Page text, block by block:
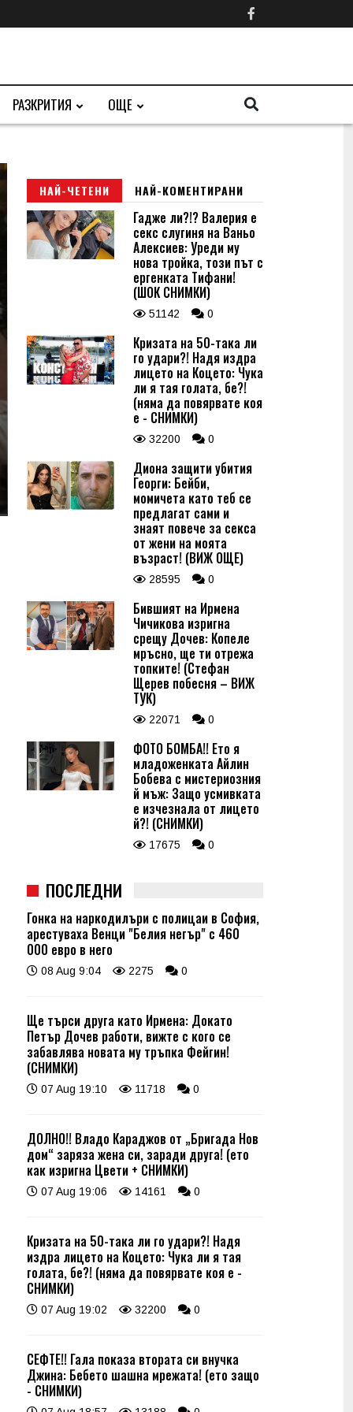
РАЗКРИТИЯ ОЩЕ
НАЙ-ЧЕТЕНИ НАЙ-КОМЕНТИРАНИ
Гадже ли?!? Валерия е
секс слугиня на Ваньо
Алексиев: Уреди му
нова тройка, този път с
ергенката Тифани!
(ШОК СНИМКИ)
51142 0
Кризата на 50-така ли
го удари?! Надя издра
лицето на Коцето: Чука
ли я тая голата, бе?!
(няма да повярвате коя
е - СНИМКИ)
32200 0
Диона защити убития
Георги: Бейби,
момичета като теб се
предлагат сами и
знаят повече за секса
от жени на моята
възраст! (ВИЖ ОЩЕ)
28595 0
Бившият на Ирмена
Чичикова изригна
срещу Дочев: Копеле
мръсно, ще ти отрежа
топките! (Стефан
Щерев побесня – ВИЖ
ТУК)
22071 0
ФОТО БОМБА!! Ето я
младоженката Айлин
Бобева с мистериозния
й мъж: Защо усмивката
е изчезнала от лицето
й?! (СНИМКИ)
17675 0
ПОСЛЕДНИ
Гонка на наркодилъри с полицаи в София,
арестуваха Венци "Белия негър" с 460
000 евро в него
08 Aug 9:04 2275 0
Ще търси друга като Ирмена: Докато
Петър Дочев работи, вижте с кого се
забавлява новата му тръпка Фейгин!
(СНИМКИ)
07 Aug 19:10 11718 0
ДОЛНО!! Владо Караджов от „Бригада Нов
дом“ заряза жена си, заради друга! (ето
как изригна Цвети + СНИМКИ)
07 Aug 19:06 14161 0
Кризата на 50-така ли го удари?! Надя
издра лицето на Коцето: Чука ли я тая
голата, бе?! (няма да повярвате коя е -
СНИМКИ)
07 Aug 19:02 32200 0
СЕФТЕ!! Гала показа втората си внучка
Джина: Бебето шашна мрежата! (ето защо
- СНИМКИ)